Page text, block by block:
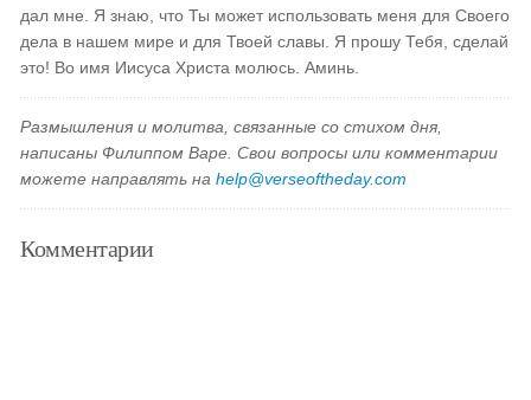
дал мне. Я знаю, что Ты может использовать меня для Своего
дела в нашем мире и для Твоей славы. Я прошу Тебя, сделай
это! Во имя Иисуса Христа молюсь. Аминь.
Размышления и молитва, связанные со стихом дня,
написаны Филиппом Варе. Свои вопросы или комментарии
можете направлять наhelp@verseoftheday.com
Комментарии